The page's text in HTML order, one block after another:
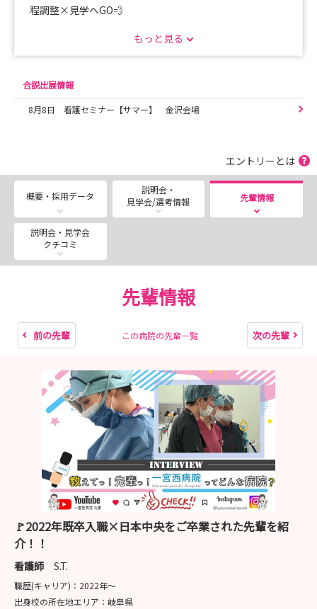
程調整×見学へGO💨
看護師と看護を学ぼうっ！
でも聞いていいんです🏃💨
【📝就活支援コース】名古屋＆一宮にて受付中📍履歴書＆
面接対策をチェック🔥
皆さんの疑問 ”気になる” を看護師採用担当が解決しま
す！
まず説明会画面をご確認ください★
一宮西病院は『街と人が明るく健康でいられますように』
能を高め、一宮尾張西部地域の拠点病院として尽力してい
2023年には「南館」が完成し病院機能を大幅に拡大させ
（病床数465床→801床へ）地域医療へ貢献します！
＼みなさんのご参加★お待ちしています／
もっと見る
合説出展情報
8月8日 看護セミナー【サマー】 金沢会場
エントリーとは
概要・採用データ
説明会・
見学会/選考情報
先輩情報
説明会・見学会
クチコミ
先輩情報
前の先輩 この病院の先輩一覧 次の先輩
🚩2022年既卒入職×日本中央をご卒業された先輩を紹
介！！
看護師 S.T.
職歴(キャリア)： 2022年〜
出身校の所在地エリア： 岐阜県